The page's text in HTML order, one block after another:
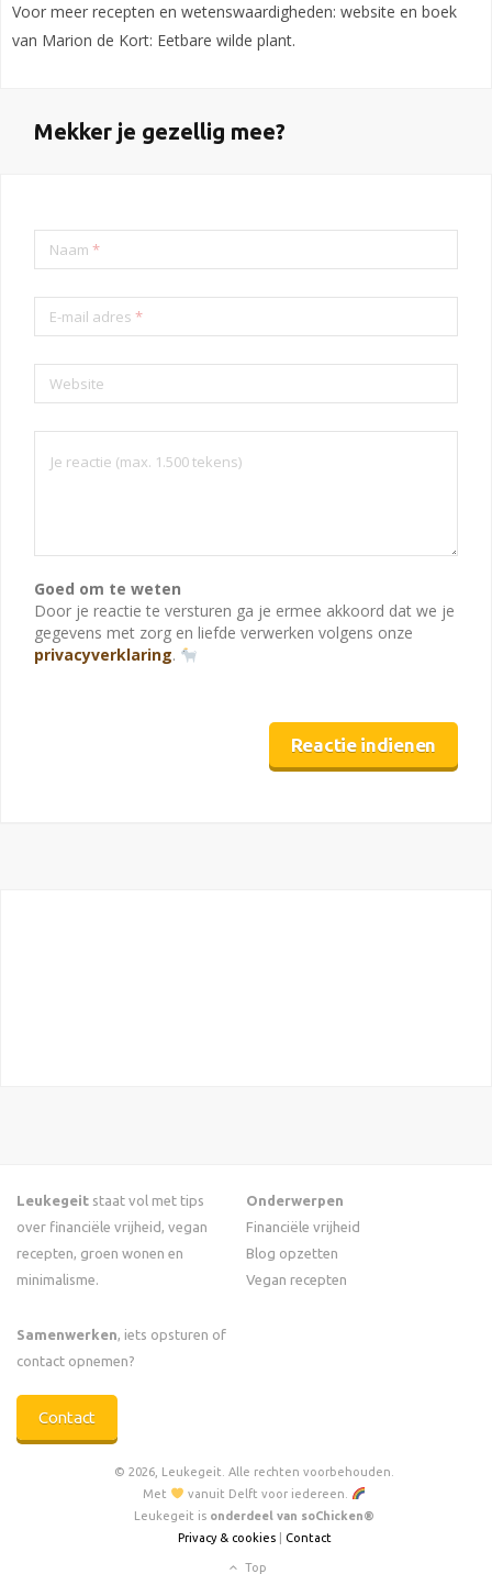
Voor meer recepten en wetenswaardigheden: website en boek
van Marion de Kort: Eetbare wilde plant.
Mekker je gezellig mee?
Naam *
E-mail adres *
Website
Goed om te weten
Door je reactie te versturen ga je ermee akkoord dat we je
gegevens met zorg en liefde verwerken volgens onze
privacyverklaring.
Leukegeit staat vol met tips
over financiële vrijheid, vegan
recepten, groen wonen en
minimalisme.
Samenwerken, iets opsturen of
contact opnemen?
Contact
Onderwerpen
Financiële vrijheid
Blog opzetten
Vegan recepten
© 2026, Leukegeit. Alle rechten voorbehouden.
Met
vanuit Delft voor iedereen.
Leukegeit is onderdeel van soChicken®
Privacy & cookies| Contact
Top